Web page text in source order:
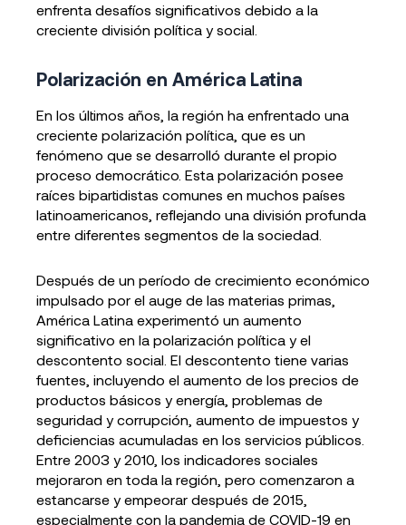
enfrenta desafíos significativos debido a la
creciente división política y social.
Polarización en América Latina
En los últimos años, la región ha enfrentado una
creciente polarización política, que es un
fenómeno que se desarrolló durante el propio
proceso democrático. Esta polarización posee
raíces bipartidistas comunes en muchos países
latinoamericanos, reflejando una división profunda
entre diferentes segmentos de la sociedad.
Después de un período de crecimiento económico
impulsado por el auge de las materias primas,
América Latina experimentó un aumento
significativo en la polarización política y el
descontento social. El descontento tiene varias
fuentes, incluyendo el aumento de los precios de
productos básicos y energía, problemas de
seguridad y corrupción, aumento de impuestos y
deficiencias acumuladas en los servicios públicos.
Entre 2003 y 2010, los indicadores sociales
mejoraron en toda la región, pero comenzaron a
estancarse y empeorar después de 2015,
especialmente con la pandemia de COVID-19 en